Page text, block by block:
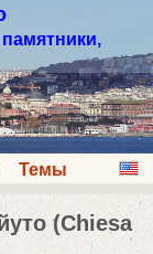
Темы
(Chiesa